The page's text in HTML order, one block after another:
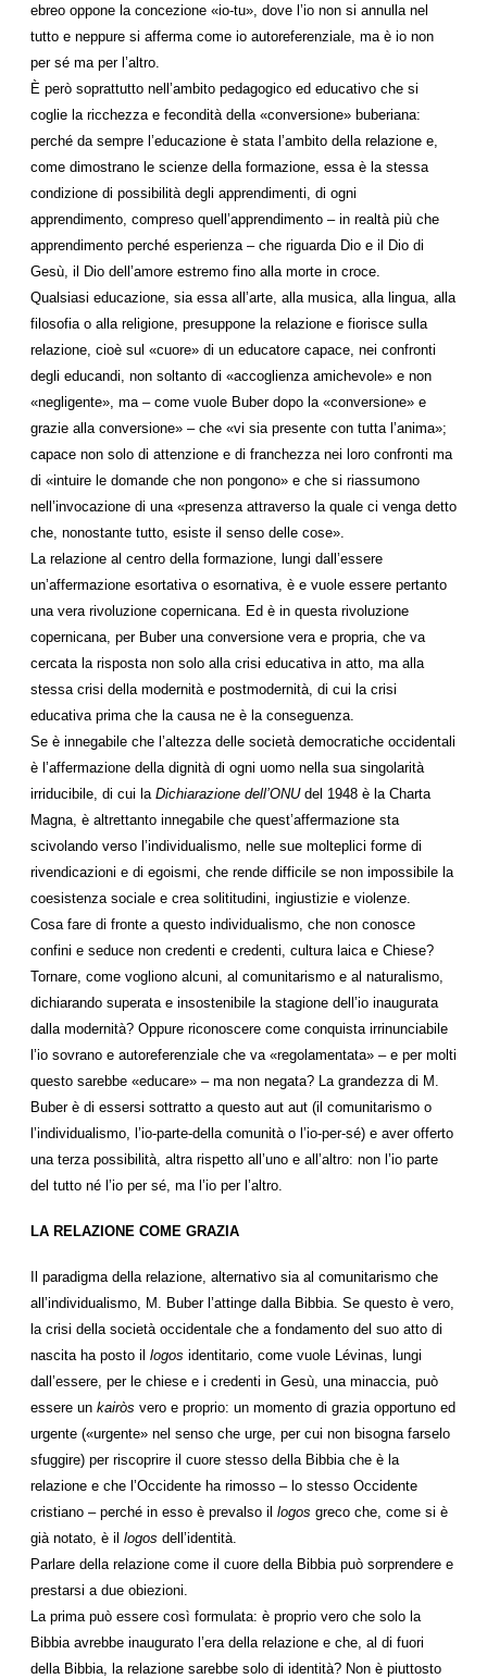
ebreo oppone la concezione «io-tu», dove l’io non si annulla nel
tutto e neppure si afferma come io autoreferenziale, ma è io non
per sé ma per l’altro.
È però soprattutto nell’ambito pedagogico ed educativo che si
coglie la ricchezza e fecondità della «conversione» buberiana:
perché da sempre l’educazione è stata l’ambito della relazione e,
come dimostrano le scienze della formazione, essa è la stessa
condizione di possibilità degli apprendimenti, di ogni
apprendimento, compreso quell’apprendimento – in realtà più che
apprendimento perché esperienza – che riguarda Dio e il Dio di
Gesù, il Dio dell’amore estremo fino alla morte in croce.
Qualsiasi educazione, sia essa all’arte, alla musica, alla lingua, alla
filosofia o alla religione, presuppone la relazione e fiorisce sulla
relazione, cioè sul «cuore» di un educatore capace, nei confronti
degli educandi, non soltanto di «accoglienza amichevole» e non
«negligente», ma – come vuole Buber dopo la «conversione» e
grazie alla conversione» – che «vi sia presente con tutta l’anima»;
capace non solo di attenzione e di franchezza nei loro confronti ma
di «intuire le domande che non pongono» e che si riassumono
nell’invocazione di una «presenza attraverso la quale ci venga detto
che, nonostante tutto, esiste il senso delle cose».
La relazione al centro della formazione, lungi dall’essere
un’affermazione esortativa o esornativa, è e vuole essere pertanto
una vera rivoluzione copernicana. Ed è in questa rivoluzione
copernicana, per Buber una conversione vera e propria, che va
cercata la risposta non solo alla crisi educativa in atto, ma alla
stessa crisi della modernità e postmodernità, di cui la crisi
educativa prima che la causa ne è la conseguenza.
Se è innegabile che l’altezza delle società democratiche occidentali
è l’affermazione della dignità di ogni uomo nella sua singolarità
irriducibile, di cui la Dichiarazione dell’ONUdel 1948 è la Charta
Magna, è altrettanto innegabile che quest’affermazione sta
scivolando verso l’individualismo, nelle sue molteplici forme di
rivendicazioni e di egoismi, che rende difficile se non impossibile la
coesistenza sociale e crea solititudini, ingiustizie e violenze.
Cosa fare di fronte a questo individualismo, che non conosce
confini e seduce non credenti e credenti, cultura laica e Chiese?
Tornare, come vogliono alcuni, al comunitarismo e al naturalismo,
dichiarando superata e insostenibile la stagione dell’io inaugurata
dalla modernità? Oppure riconoscere come conquista irrinunciabile
l’io sovrano e autoreferenziale che va «regolamentata» – e per molti
questo sarebbe «educare» – ma non negata? La grandezza di M.
Buber è di essersi sottratto a questo aut aut (il comunitarismo o
l’individualismo, l’io-parte-della comunità o l’io-per-sé) e aver offerto
una terza possibilità, altra rispetto all’uno e all’altro: non l’io parte
del tutto né l’io per sé, ma l’io per l’altro.
LA RELAZIONE COME GRAZIA
Il paradigma della relazione, alternativo sia al comunitarismo che
all’individualismo, M. Buber l’attinge dalla Bibbia. Se questo è vero,
la crisi della società occidentale che a fondamento del suo atto di
nascita ha posto il logos identitario, come vuole Lévinas, lungi
dall’essere, per le chiese e i credenti in Gesù, una minaccia, può
essere un kairòs vero e proprio: un momento di grazia opportuno ed
urgente («urgente» nel senso che urge, per cui non bisogna farselo
sfuggire) per riscoprire il cuore stesso della Bibbia che è la
relazione e che l’Occidente ha rimosso – lo stesso Occidente
cristiano – perché in esso è prevalso il logos greco che, come si è
già notato, è il logos dell’identità.
Parlare della relazione come il cuore della Bibbia può sorprendere e
prestarsi a due obiezioni.
La prima può essere così formulata: è proprio vero che solo la
Bibbia avrebbe inaugurato l’era della relazione e che, al di fuori
della Bibbia, la relazione sarebbe solo di identità? Non è piuttosto